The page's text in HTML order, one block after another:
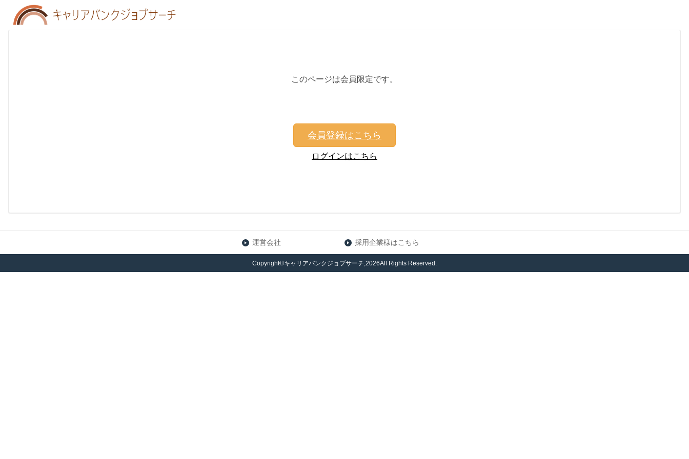
このページは会員限定です。
会員登録はこちら
ログインはこちら
運営会社 採用企業様はこちら
Copyright©キャリアバンクジョブサーチ,2026All Rights Reserved.